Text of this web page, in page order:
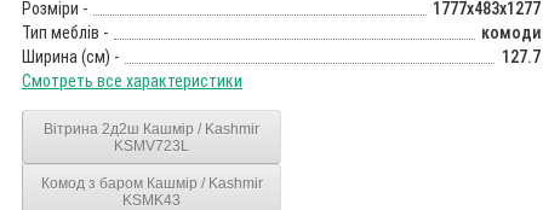
Розміри -
1777x483x1277
Тип меблів -
комоди
Ширина (см) -
127.7
Смотреть все характеристики
Вітрина 2д2ш Кашмір / Kashmir
KSMV723L
Комод з баром Кашмір / Kashmir
KSMK43